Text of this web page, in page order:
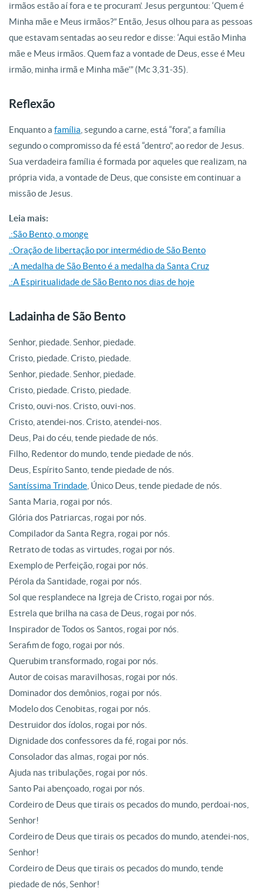
irmãos estão aí fora e te procuram’. Jesus perguntou: ‘Quem é
Minha mãe e Meus irmãos?” Então, Jesus olhou para as pessoas
que estavam sentadas ao seu redor e disse: ‘Aqui estão Minha
mãe e Meus irmãos. Quem faz a vontade de Deus, esse é Meu
irmão, minha irmã e Minha mãe’” (Mc 3,31-35).
Reflexão
Enquanto a família , segundo a carne, está “fora”, a família
segundo o compromisso da fé está “dentro”, ao redor de Jesus.
Sua verdadeira família é formada por aqueles que realizam, na
própria vida, a vontade de Deus, que consiste em continuar a
missão de Jesus.
Leia mais:
.:São Bento, o monge
.:Oração de libertação por intermédio de São Bento
.:A medalha de São Bento é a medalha da Santa Cruz
.:A Espiritualidade de São Bento nos dias de hoje
Ladainha de São Bento
Senhor, piedade. Senhor, piedade.
Cristo, piedade. Cristo, piedade.
Senhor, piedade. Senhor, piedade.
Cristo, piedade. Cristo, piedade.
Cristo, ouvi-nos. Cristo, ouvi-nos.
Cristo, atendei-nos. Cristo, atendei-nos.
Deus, Pai do céu, tende piedade de nós.
Filho, Redentor do mundo, tende piedade de nós.
Deus, Espírito Santo, tende piedade de nós.
Santíssima Trindade , Único Deus, tende piedade de nós.
Santa Maria, rogai por nós.
Glória dos Patriarcas, rogai por nós.
Compilador da Santa Regra, rogai por nós.
Retrato de todas as virtudes, rogai por nós.
Exemplo de Perfeição, rogai por nós.
Pérola da Santidade, rogai por nós.
Sol que resplandece na Igreja de Cristo, rogai por nós.
Estrela que brilha na casa de Deus, rogai por nós.
Inspirador de Todos os Santos, rogai por nós.
Serafim de fogo, rogai por nós.
Querubim transformado, rogai por nós.
Autor de coisas maravilhosas, rogai por nós.
Dominador dos demônios, rogai por nós.
Modelo dos Cenobitas, rogai por nós.
Destruidor dos ídolos, rogai por nós.
Dignidade dos confessores da fé, rogai por nós.
Consolador das almas, rogai por nós.
Ajuda nas tribulações, rogai por nós.
Santo Pai abençoado, rogai por nós.
Cordeiro de Deus que tirais os pecados do mundo, perdoai-nos,
Senhor!
Cordeiro de Deus que tirais os pecados do mundo, atendei-nos,
Senhor!
Cordeiro de Deus que tirais os pecados do mundo, tende
piedade de nós, Senhor!